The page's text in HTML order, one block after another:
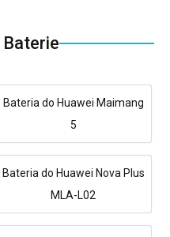
Bateria do Huawei Maimang
5
Bateria do Huawei Nova Plus
MLA-L02